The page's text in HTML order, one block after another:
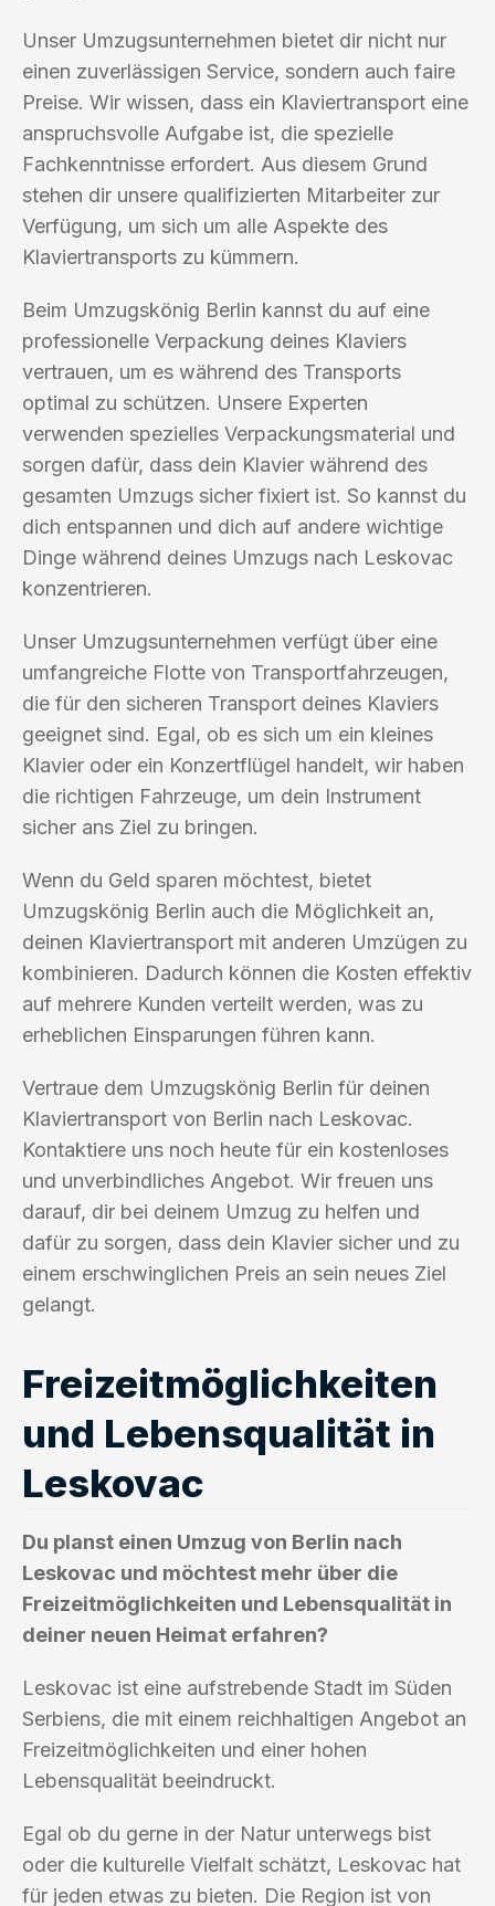
Unser Umzugsunternehmen bietet dir nicht nur
einen zuverlässigen Service, sondern auch faire
Preise. Wir wissen, dass ein Klaviertransport eine
anspruchsvolle Aufgabe ist, die spezielle
Fachkenntnisse erfordert. Aus diesem Grund
stehen dir unsere qualifizierten Mitarbeiter zur
Verfügung, um sich um alle Aspekte des
Klaviertransports zu kümmern.
Beim Umzugskönig Berlin kannst du auf eine
professionelle Verpackung deines Klaviers
vertrauen, um es während des Transports
optimal zu schützen. Unsere Experten
verwenden spezielles Verpackungsmaterial und
sorgen dafür, dass dein Klavier während des
gesamten Umzugs sicher fixiert ist. So kannst du
dich entspannen und dich auf andere wichtige
Dinge während deines Umzugs nach Leskovac
konzentrieren.
Unser Umzugsunternehmen verfügt über eine
umfangreiche Flotte von Transportfahrzeugen,
die für den sicheren Transport deines Klaviers
geeignet sind. Egal, ob es sich um ein kleines
Klavier oder ein Konzertflügel handelt, wir haben
die richtigen Fahrzeuge, um dein Instrument
sicher ans Ziel zu bringen.
Wenn du Geld sparen möchtest, bietet
Umzugskönig Berlin auch die Möglichkeit an,
deinen Klaviertransport mit anderen Umzügen zu
kombinieren. Dadurch können die Kosten effektiv
auf mehrere Kunden verteilt werden, was zu
erheblichen Einsparungen führen kann.
Vertraue dem Umzugskönig Berlin für deinen
Klaviertransport von Berlin nach Leskovac.
Kontaktiere uns noch heute für ein kostenloses
und unverbindliches Angebot. Wir freuen uns
darauf, dir bei deinem Umzug zu helfen und
dafür zu sorgen, dass dein Klavier sicher und zu
einem erschwinglichen Preis an sein neues Ziel
gelangt.
Freizeitmöglichkeiten
und Lebensqualität in
Leskovac
Du planst einen Umzug von Berlin nach
Leskovac und möchtest mehr über die
Freizeitmöglichkeiten und Lebensqualität in
deiner neuen Heimat erfahren?
Leskovac ist eine aufstrebende Stadt im Süden
Serbiens, die mit einem reichhaltigen Angebot an
Freizeitmöglichkeiten und einer hohen
Lebensqualität beeindruckt.
Egal ob du gerne in der Natur unterwegs bist
oder die kulturelle Vielfalt schätzt, Leskovac hat
für jeden etwas zu bieten. Die Region ist von